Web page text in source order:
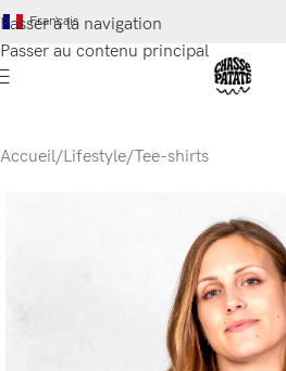
Passer à la navigation
Passer au contenu principal
Français
Accueil/Lifestyle/Tee-shirts